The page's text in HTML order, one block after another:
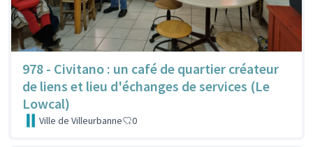
978 - Civitano : un café de quartier créateur
de liens et lieu d'échanges de services (Le
Lowcal)
Ville de Villeurbanne 0